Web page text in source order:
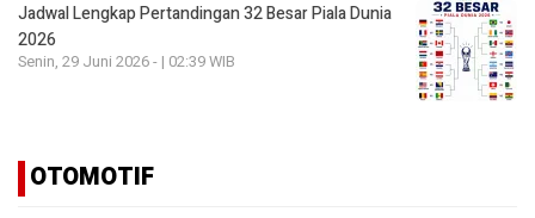
Jadwal Lengkap Pertandingan 32 Besar Piala Dunia
2026
Senin, 29 Juni 2026 - | 02:39 WIB
OTOMOTIF